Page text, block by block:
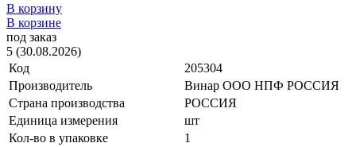
В корзину
В корзине
под заказ
5 (30.08.2026)
Код
205304
Производитель
Винар ООО НПФ РОССИЯ
Страна производства
РОССИЯ
Единица измерения
шт
Кол-во в упаковке
1